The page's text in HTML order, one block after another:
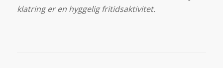
klatring er en hyggelig fritidsaktivitet.